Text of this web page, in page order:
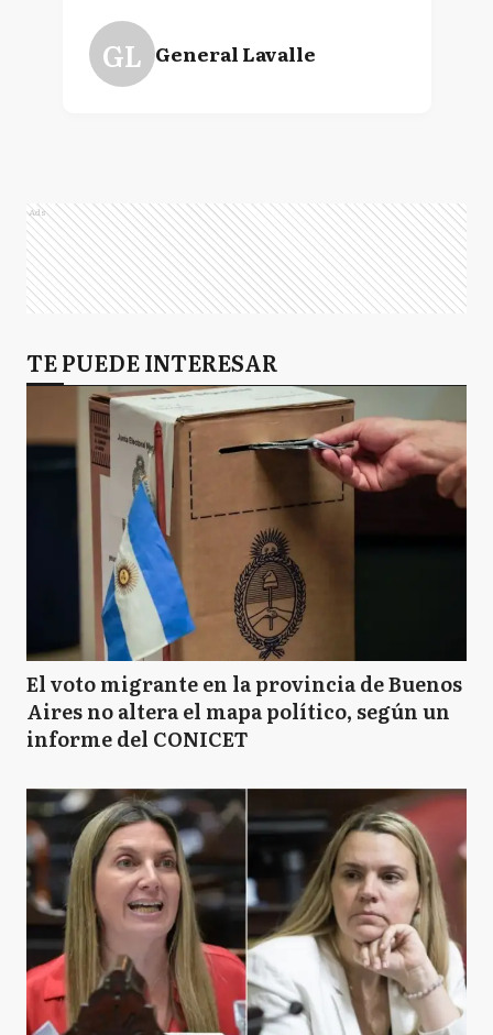
GL General Lavalle
Ads
TE PUEDE INTERESAR
El voto migrante en la provincia de Buenos
Aires no altera el mapa político, según un
informe del CONICET